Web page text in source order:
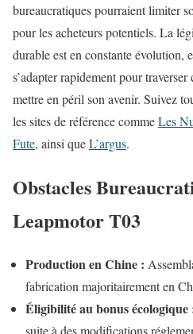
bureaucratiques pourraient limiter
pour les acheteurs potentiels. La
durable est en constante évolution,
s’adapter rapidement pour
mettre en péril son avenir. Suivez
les sites de référence commeLes
Fute, ainsi queL’argus.
Obstacles
Leapmotor T03
Production en Chine :
fabrication majoritairement en
Éligibilité au bonus écologique
suite à des modifications